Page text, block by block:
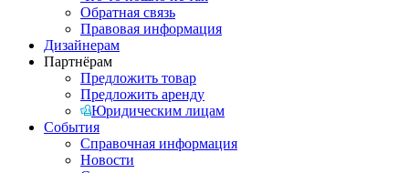
Обратная связь
Правовая информация
Дизайнерам
Партнёрам
Предложить товар
Предложить аренду
Юридическим лицам
События
Справочная информация
Новости